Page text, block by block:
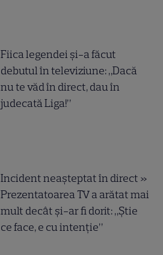
Fiica legendei și-a făcut
debutul în televiziune: „Dacă
nu te văd în direct, dau în
judecată Liga!”
Incident neașteptat în direct »
Prezentatoarea TV a arătat mai
mult decât și-ar fi dorit: „Știe
ce face, e cu intenție”